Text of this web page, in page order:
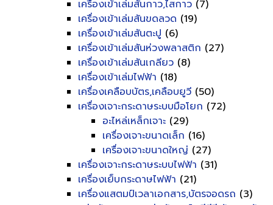
เครื่องเข้าเล่มสันกาว,ไสกาว (7)
เครื่องเข้าเล่มสันขดลวด (19)
เครื่องเข้าเล่มสันตะปู (6)
เครื่องเข้าเล่มสันห่วงพลาสติก (27)
เครื่องเข้าเล่มสันเกลียว (8)
เครื่องเข้าเล่มไฟฟ้า (18)
เครื่องเคลือบบัตร,เคลือบยูวี (50)
เครื่องเจาะกระดาษระบบมือโยก (72)
อะไหล่เหล็กเจาะ (29)
เครื่องเจาะขนาดเล็ก (16)
เครื่องเจาะขนาดใหญ่ (27)
เครื่องเจาะกระดาษระบบไฟฟ้า (31)
เครื่องเย็บกระดาษไฟฟ้า (21)
เครื่องแสตมป์เวลาเอกสาร,บัตรจอดรถ (3)